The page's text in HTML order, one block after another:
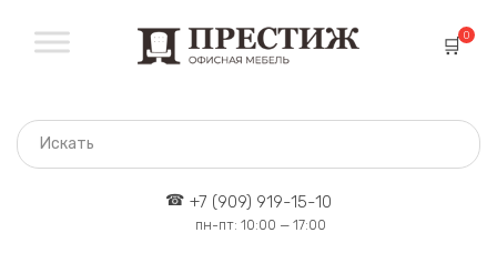
содержанию
0
+7 (909) 919-15-10
пн-пт: 10:00 — 17:00